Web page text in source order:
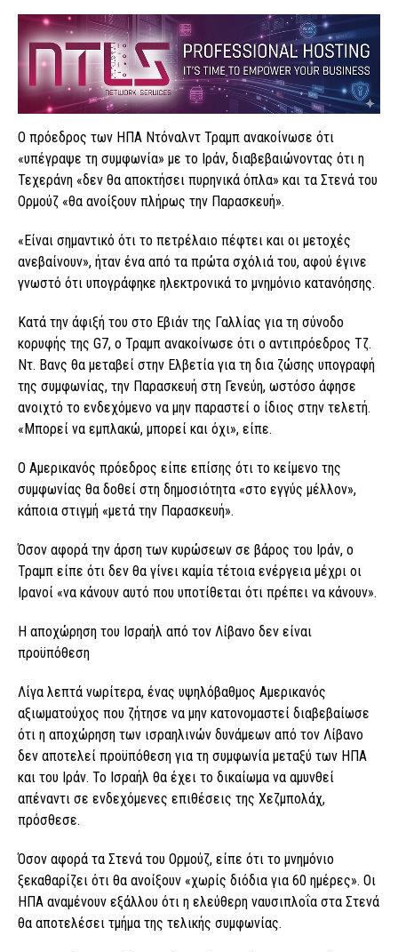
Ο πρόεδρος των ΗΠΑ Ντόναλντ Τραμπ ανακοίνωσε ότι
«υπέγραψε τη συμφωνία» με το Ιράν, διαβεβαιώνοντας ότι η
Τεχεράνη «δεν θα αποκτήσει πυρηνικά όπλα» και τα Στενά του
Ορμούζ «θα ανοίξουν πλήρως την Παρασκευή».
«Είναι σημαντικό ότι το πετρέλαιο πέφτει και οι μετοχές
ανεβαίνουν», ήταν ένα από τα πρώτα σχόλιά του, αφού έγινε
γνωστό ότι υπογράφηκε ηλεκτρονικά το μνημόνιο κατανόησης.
Κατά την άφιξή του στο Εβιάν της Γαλλίας για τη σύνοδο
κορυφής της G7, ο Τραμπ ανακοίνωσε ότι ο αντιπρόεδρος Τζ.
Ντ. Βανς θα μεταβεί στην Ελβετία για τη δια ζώσης υπογραφή
της συμφωνίας, την Παρασκευή στη Γενεύη, ωστόσο άφησε
ανοιχτό το ενδεχόμενο να μην παραστεί ο ίδιος στην τελετή.
«Μπορεί να εμπλακώ, μπορεί και όχι», είπε.
Ο Αμερικανός πρόεδρος είπε επίσης ότι το κείμενο της
συμφωνίας θα δοθεί στη δημοσιότητα «στο εγγύς μέλλον»,
κάποια στιγμή «μετά την Παρασκευή».
Όσον αφορά την άρση των κυρώσεων σε βάρος του Ιράν, ο
Τραμπ είπε ότι δεν θα γίνει καμία τέτοια ενέργεια μέχρι οι
Ιρανοί «να κάνουν αυτό που υποτίθεται ότι πρέπει να κάνουν».
Η αποχώρηση του Ισραήλ από τον Λίβανο δεν είναι
προϋπόθεση
Λίγα λεπτά νωρίτερα, ένας υψηλόβαθμος Αμερικανός
αξιωματούχος που ζήτησε να μην κατονομαστεί διαβεβαίωσε
ότι η αποχώρηση των ισραηλινών δυνάμεων από τον Λίβανο
δεν αποτελεί προϋπόθεση για τη συμφωνία μεταξύ των ΗΠΑ
και του Ιράν. Το Ισραήλ θα έχει το δικαίωμα να αμυνθεί
απέναντι σε ενδεχόμενες επιθέσεις της Χεζμπολάχ,
πρόσθεσε.
Όσον αφορά τα Στενά του Ορμούζ, είπε ότι το μνημόνιο
ξεκαθαρίζει ότι θα ανοίξουν «χωρίς διόδια για 60 ημέρες». Οι
ΗΠΑ αναμένουν εξάλλου ότι η ελεύθερη ναυσιπλοΐα στα Στενά
θα αποτελέσει τμήμα της τελικής συμφωνίας.